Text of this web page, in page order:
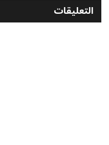
التعليقات